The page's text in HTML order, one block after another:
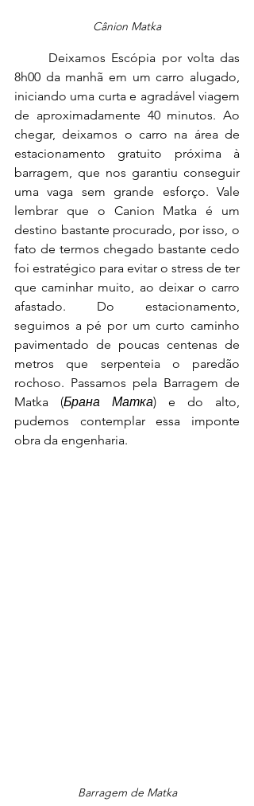
Cânion Matka
8h00 da manhã em um carro alugado,
iniciando uma curta e agradável viagem
de aproximadamente 40 minutos. Ao
chegar, deixamos o carro na área de
estacionamento gratuito próxima à
barragem, que nos garantiu conseguir
uma vaga sem grande esforço. Vale
lembrar que o Canion Matka é um
destino bastante procurado, por isso, o
fato de termos chegado bastante cedo
foi estratégico para evitar o stress de ter
que caminhar muito, ao deixar o carro
afastado. Do estacionamento,
seguimos a pé por um curto caminho
pavimentado de poucas centenas de
metros que serpenteia o paredão
rochoso. Passamos pela Barragem de
Matka (Брана Матка) e do alto,
pudemos contemplar essa imponte
obra da engenharia.
Barragem de Matka